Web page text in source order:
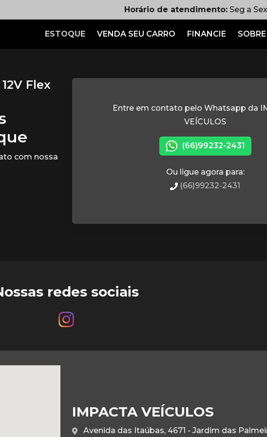
Horário de atendimento: Seg a
ESTOQUE VENDA SEU CARRO FINANCIE SOBRE
Flex
com nossa
Entre em contato pelo Whatsapp da
VEÍCULOS
(66)99232-2431
Ou ligue agora para:
(66)99232-2431
redes sociais
IMPACTA VEÍCULOS
Avenida das Itaúbas, 4671 - Jardim das